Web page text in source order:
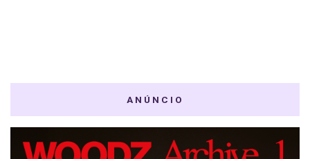
ANÚNCIO